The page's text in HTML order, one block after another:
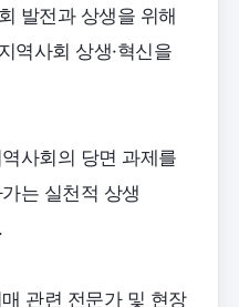
발전과 상생을 위해
역사회 상생·혁신을
사회의 당면 과제를
는 실천적 상생
관련 전문가 및 현장